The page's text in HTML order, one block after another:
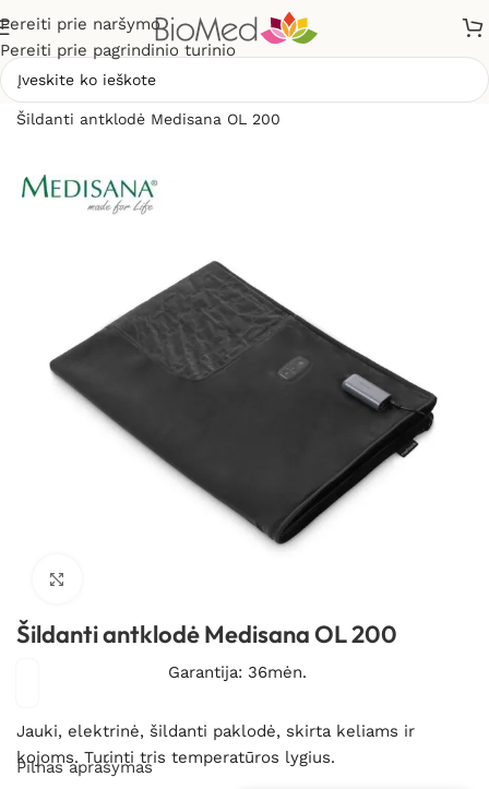
Pereiti prie naršymo
Pereiti prie pagrindinio turinio
Šildanti antklodė Medisana OL 200
Šildanti antklodė Medisana OL 200
Garantija: 36mėn.
Jauki, elektrinė, šildanti paklodė, skirta keliams ir
kojoms. Turinti tris temperatūros lygius.
Pilnas aprašymas